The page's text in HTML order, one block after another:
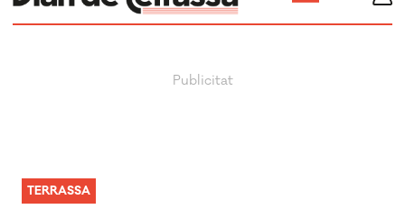
TERRASSA